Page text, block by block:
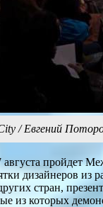
/ Евгений
пройдет
дизайнеров из
стран,
из которых